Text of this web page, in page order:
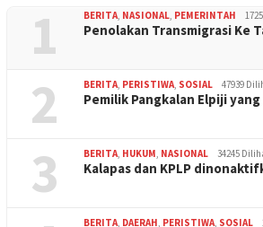
1 BERITA, NASIONAL, PEMERINTAH
Penolakan Transmigrasi Ke
2 BERITA, PERISTIWA, SOSIAL 47939
Pemilik Pangkalan Elpiji
3 BERITA, HUKUM, NASIONAL 34245
Kalapas dan KPLP
BERITA, DAERAH, PERISTIWA, SOSIAL